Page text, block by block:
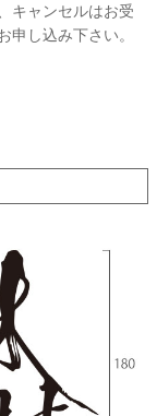
キャンセルはお受
申し込み下さい。